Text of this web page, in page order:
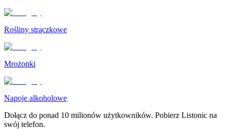
Rośliny strączkowe
Mrożonki
Napoje alkoholowe
Dołącz do ponad 10 milionów użytkowników. Pobierz Listonic na
swój telefon.